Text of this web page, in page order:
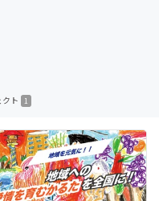
クト 1